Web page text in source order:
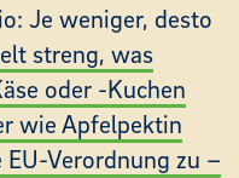
Je weniger, desto
streng, was
oder -Kuchen
wie Apfelpektin
Verordnung zu –